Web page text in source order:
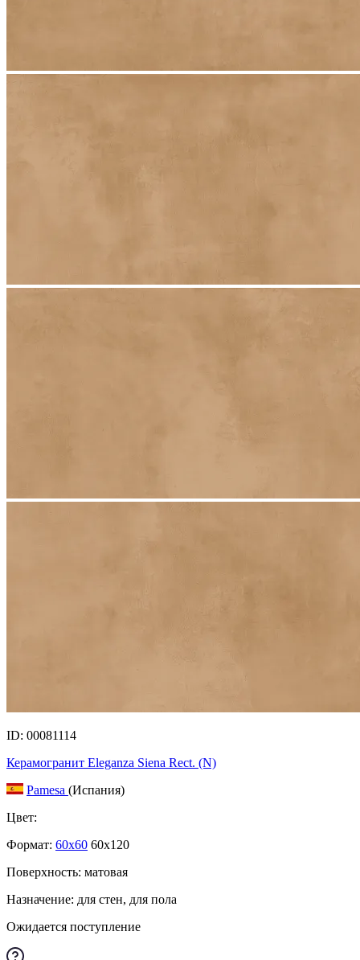
ID: 00081114
Керамогранит Eleganza Siena Rect. (N)
Pamesa (Испания)
Цвет:
Формат: 60x60 60x120
Поверхность: матовая
Назначение: для стен, для пола
Ожидается поступление